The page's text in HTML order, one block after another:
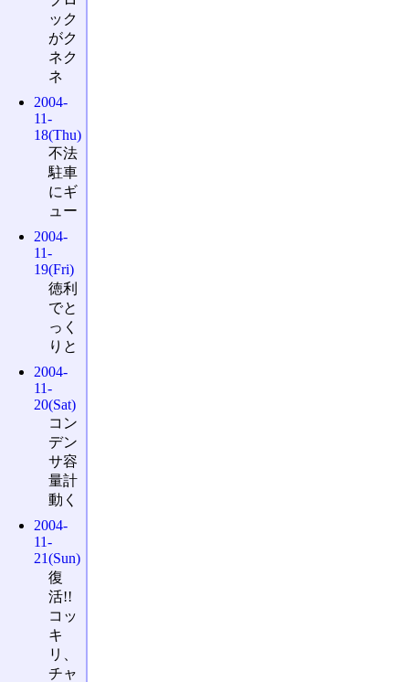
ック
がク
ネク
ネ
2004-
11-
18(Thu)
不法
駐車
にギ
ュー
2004-
11-
19(Fri)
徳利
でと
っく
りと
2004-
11-
20(Sat)
コン
デン
サ容
量計
動く
2004-
11-
21(Sun)
復
活!!
コッ
キ
リ、
チャ